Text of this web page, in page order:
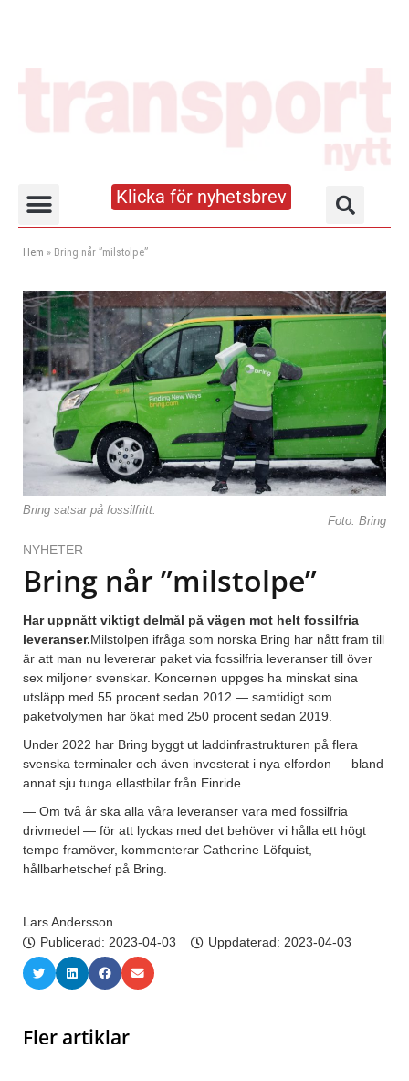
Klicka för nyhetsbrev
Hem » Bring når ”milstolpe”
Bring satsar på fossilfritt.
Foto: Bring
NYHETER
Bring når ”milstolpe”
Har uppnått viktigt delmål på vägen mot helt fossilfria
leveranser.Milstolpen ifråga som norska Bring har nått fram till
är att man nu levererar paket via fossilfria leveranser till över
sex miljoner svenskar. Koncernen uppges ha minskat sina
utsläpp med 55 procent sedan 2012 — samtidigt som
paketvolymen har ökat med 250 procent sedan 2019.
Under 2022 har Bring byggt ut laddinfrastrukturen på flera
svenska terminaler och även investerat i nya elfordon — bland
annat sju tunga ellastbilar från Einride.
— Om två år ska alla våra leveranser vara med fossilfria
drivmedel — för att lyckas med det behöver vi hålla ett högt
tempo framöver, kommenterar Catherine Löfquist,
hållbarhetschef på Bring.
Lars Andersson
Publicerad: 2023-04-03 Uppdaterad: 2023-04-03
Fler artiklar